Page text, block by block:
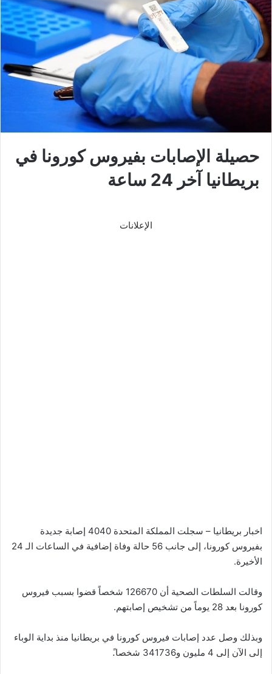
حصيلة الإصابات بفيروس كورونا في
بريطانيا آخر 24 ساعة
الإعلانات
اخبار بريطانيا – سجلت المملكة المتحدة 4040 إصابة جديدة
بفيروس كورونا، إلى جانب 56 حالة وفاة إضافية في الساعات الـ 24
الأخيرة.
وقالت السلطات الصحية أن 126670 شخصاً قضوا بسبب فيروس
كورونا بعد 28 يوماً من تشخيص إصابتهم.
وبذلك وصل عدد إصابات فيروس كورونا في بريطانيا منذ بداية الوباء
إلى الآن إلى 4 مليون و341736 شخصا.ً